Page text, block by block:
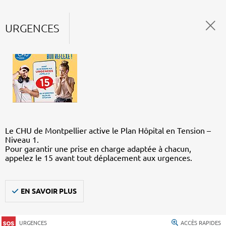
URGENCES
Le CHU de Montpellier active le Plan Hôpital en Tension –
Niveau 1.
Pour garantir une prise en charge adaptée à chacun,
appelez le 15 avant tout déplacement aux urgences.
EN SAVOIR PLUS
URGENCES ACCÈS RAPIDES